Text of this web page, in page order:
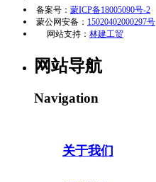
备案号： 蒙ICP备18005090号-2
蒙公网安备： 15020402000297号
网站支持： 林建工贸
网站导航
Navigation
关于我们